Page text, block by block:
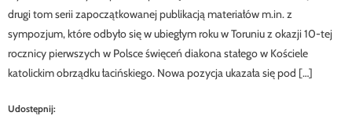
drugi tom serii zapoczątkowanej publikacją materiałów m.in. z
sympozjum, które odbyło się w ubiegłym roku w Toruniu z okazji 10-tej
rocznicy pierwszych w Polsce święceń diakona stałego w Kościele
katolickim obrządku łacińskiego. Nowa pozycja ukazała się pod […]
Udostępnij: